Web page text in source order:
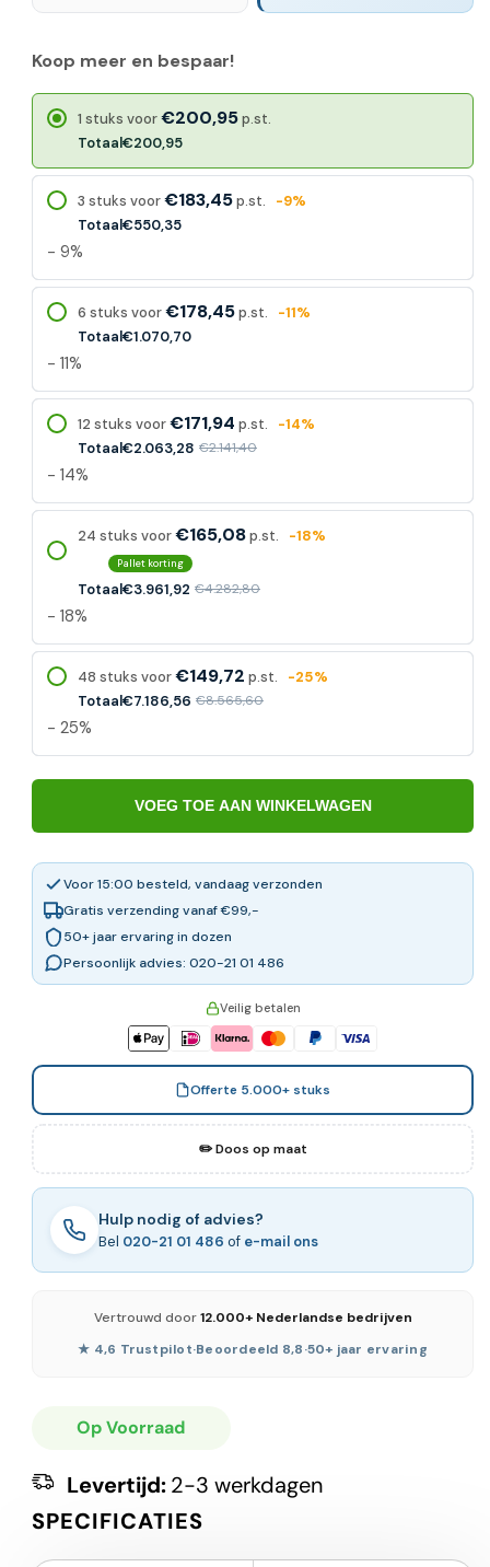
Koop meer en bespaar!
1 stuks voor€200,95p.st.
Totaal€200,95
3 stuks voor€183,45p.st.
-9%
Totaal€550,35
- 9%
6 stuks voor€178,45p.st.
-11%
Totaal€1.070,70
- 11%
12 stuks voor€171,94 p.st.
-14%
Totaal€2.063,28 €2.141,40
- 14%
24 stuks voor€165,08p.st. -18%
Pallet korting
Totaal€3.961,92 €4.282,80
- 18%
48 stuks voor€149,72 p.st.
-25%
Totaal€7.186,56 €8.565,60
- 25%
VOEG TOE AAN WINKELWAGEN
Voor 15:00 besteld, vandaag verzonden
Gratis verzending vanaf €99,-
50+ jaar ervaring in dozen
Persoonlijk advies: 020-21 01 486
Veilig betalen
Offerte 5.000+ stuks
✏️ Doos op maat
Hulp nodig of advies?
Bel 020-21 01 486 of e-mail ons
Vertrouwd door12.000+ Nederlandse bedrijven
★ 4,6 Trustpilot·Beoordeeld 8,8·50+ jaar ervaring
Op Voorraad
Levertijd:2-3 werkdagen
SPECIFICATIES